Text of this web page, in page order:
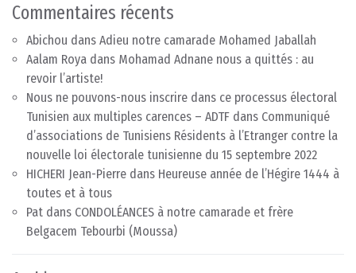
Commentaires récents
Abichou dans Adieu notre camarade Mohamed Jaballah
Aalam Roya dans Mohamad Adnane nous a quittés : au
revoir l’artiste!
Nous ne pouvons-nous inscrire dans ce processus électoral
Tunisien aux multiples carences – ADTF dans Communiqué
d’associations de Tunisiens Résidents à l’Etranger contre la
nouvelle loi électorale tunisienne du 15 septembre 2022
HICHERI Jean-Pierre dans Heureuse année de l’Hégire 1444 à
toutes et à tous
Pat dans CONDOLÉANCES à notre camarade et frère
Belgacem Tebourbi (Moussa)